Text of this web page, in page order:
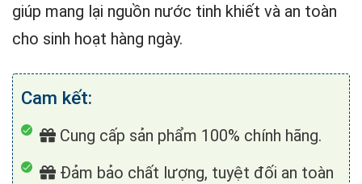
giúp mang lại nguồn nước tinh khiết và an toàn
cho sinh hoạt hàng ngày.
Cam kết:
Cung cấp sản phẩm 100% chính hãng.
Đảm bảo chất lượng, tuyệt đối an toàn